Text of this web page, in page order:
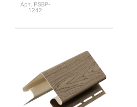
Арт. PSBP-
1242